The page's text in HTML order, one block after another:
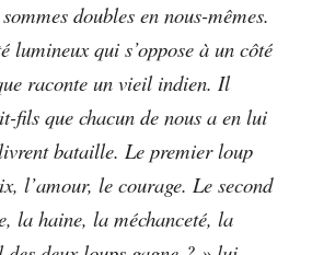
doubles en nous-mêmes.
lumineux qui s’oppose à un côté
raconte un vieil indien. Il
fils que chacun de nous a en lui
bataille. Le premier loup
l’amour, le courage. Le second
la haine, la méchanceté, la